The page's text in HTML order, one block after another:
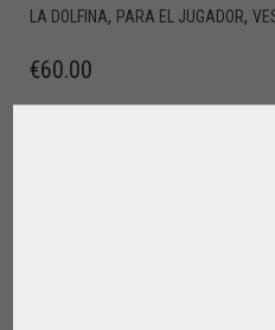
LA DOLFINA, PARA EL JUGADOR,
€60.00